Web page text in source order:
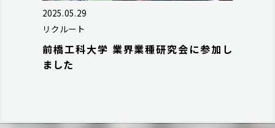
2025.05.29
リクルート
前橋工科大学 業界業種研究会に参加し
ました